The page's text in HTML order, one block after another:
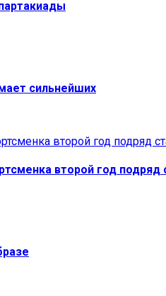
сильнейших
второй год подряд